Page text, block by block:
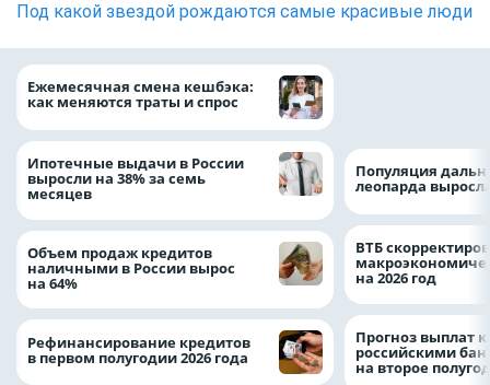
Под какой звездой рождаются самые красивые люди
Ежемесячная смена кешбэка:
как меняются траты и спрос
Ипотечные выдачи в России
выросли на 38% за семь
месяцев
Объем продаж кредитов
наличными в России вырос
на 64%
Рефинансирование кредитов
в первом полугодии 2026 года
Популяция
леопарда
ВТБ
на 2026 год
Прогноз выплат
российскими
на второе